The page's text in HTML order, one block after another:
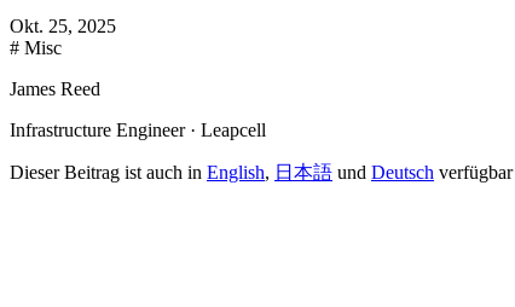
Okt. 25, 2025
# Misc
James Reed
Infrastructure Engineer · Leapcell
Dieser Beitrag ist auch in English, 日本語 und Deutsch verfügbar